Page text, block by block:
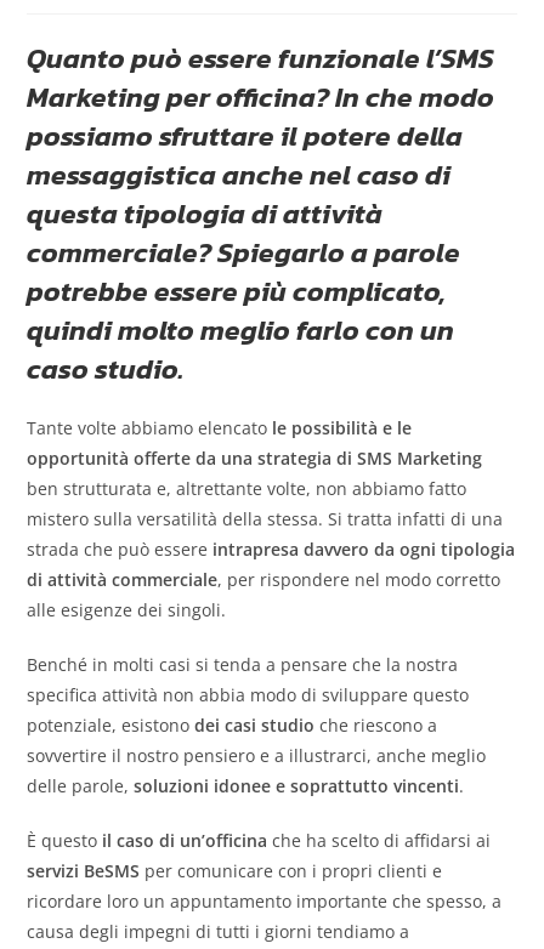
Quanto può essere funzionale l’SMS
Marketing per officina? In che modo
possiamo sfruttare il potere della
messaggistica anche nel caso di
questa tipologia di attività
commerciale? Spiegarlo a parole
potrebbe essere più complicato,
quindi molto meglio farlo con un
caso studio.
Tante volte abbiamo elencato le possibilità e le
opportunità offerte da una strategia di SMS Marketing
ben strutturata e, altrettante volte, non abbiamo fatto
mistero sulla versatilità della stessa. Si tratta infatti di una
strada che può essere intrapresa davvero da ogni tipologia
di attività commerciale, per rispondere nel modo corretto
alle esigenze dei singoli.
Benché in molti casi si tenda a pensare che la nostra
specifica attività non abbia modo di sviluppare questo
potenziale, esistonodei casi studioche riescono a
sovvertire il nostro pensiero e a illustrarci, anche meglio
delle parole,soluzioni idonee e soprattutto vincenti.
È questo il caso di un’officina che ha scelto di affidarsi ai
servizi BeSMS per comunicare con i propri clienti e
ricordare loro un appuntamento importante che spesso, a
causa degli impegni di tutti i giorni tendiamo a